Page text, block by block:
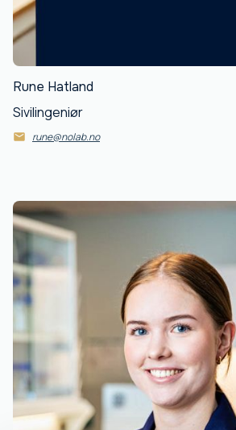
Rune Hatland
Sivilingeniør
rune@nolab.no